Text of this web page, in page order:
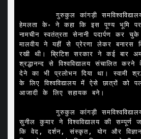
        गुरुकुल कांगड़ी समविश्वविद्यालय की कुलपति प्रो0
हेमलता के॰ ने कहा कि इस पूण्य भूमि पर
नामचीन स्वतंत्रता सेनानी पदार्पण कर
मालवीय ने यहीं से प्रेरणा लेकर बनारस
रखी थी। ब्रिटिश सरकार ने कई बार अमर
श्रद्धानन्द से विश्वविद्यालय संचालित करने
देने का भी प्रलोभन दिया था। स्वामी
के लिए विश्वविद्यालय में ऐसे छात्रों को
आजादी के लिए सहायक बने।
        गुरुकुल कांगड़ी समविश्वविद्यालय के कुलसचिव प्रो0
सुनील कुमार ने विश्वविद्यालय की सम्पूर्ण
कि वेद, दर्शन, संस्कृत, योग और